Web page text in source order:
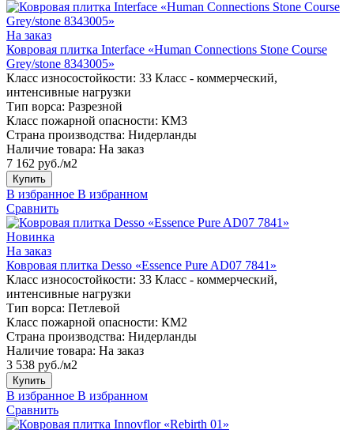
На заказ
Ковровая плитка Interface «Human Connections Stone Course
Grey/stone 8343005»
Класс износостойкости: 33 Класс - коммерческий,
интенсивные нагрузки
Тип ворса: Разрезной
Класс пожарной опасности: КМ3
Страна производства: Нидерланды
Наличие товара: На заказ
7 162 руб./м2
Купить
В избранное В избранном
Сравнить
Новинка
На заказ
Ковровая плитка Desso «Essence Pure AD07 7841»
Класс износостойкости: 33 Класс - коммерческий,
интенсивные нагрузки
Тип ворса: Петлевой
Класс пожарной опасности: КМ2
Страна производства: Нидерланды
Наличие товара: На заказ
3 538 руб./м2
Купить
В избранное В избранном
Сравнить